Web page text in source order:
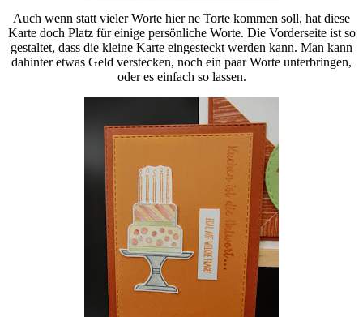
Auch wenn statt vieler Worte hier ne Torte kommen soll, hat diese
Karte doch Platz für einige persönliche Worte. Die Vorderseite ist so
gestaltet, dass die kleine Karte eingesteckt werden kann. Man kann
dahinter etwas Geld verstecken, noch ein paar Worte unterbringen,
oder es einfach so lassen.